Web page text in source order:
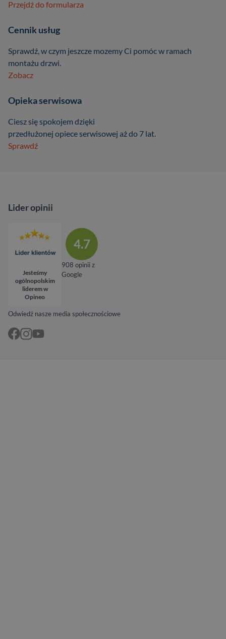
Przejdź do formularza
Cennik usług
Sprawdź, w czym jeszcze mozemy Ci pomóc w ramach
montażu drzwi.
Zobacz
Opieka serwisowa
Ciesz się spokojem dzięki
przedłużonej opiece serwisowej aż do 7 lat.
Sprawdź
Odwiedź nasze media społecznościowe
Lider opinii
Jesteśmy
ogólnopolskim
liderem w
Opineo
4.7
908 opinii z
Google